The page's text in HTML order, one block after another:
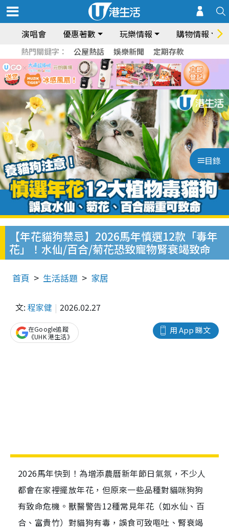
演唱會 優惠著數 玩樂情報 購物情報
熱門關鍵字： 公屋熱話 娛樂新聞 定期存款
目錄
【年花貓狗禁忌】2026馬年慎選12款「毒年
花」！水仙/百合/菊花恐致寵物腎衰竭致命
首頁 生活話題 家居
文: 程家健 2026.02.27
用 App 睇文
在Google追蹤
《UHK 港生活》
2026馬年快到！為增添農曆新年節日氣氛，不少人
都會在家裡擺放年花，但原來一些品種對貓咪狗狗
有致命危機。獸醫警告12種常見年花（如水仙、百
合、富貴竹）對貓狗有毒，誤食可致嘔吐、腎衰竭